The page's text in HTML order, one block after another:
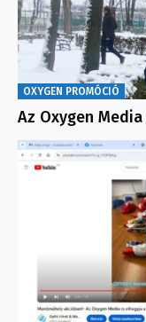
OXYGEN PROMÓCIÓ
Az Oxygen